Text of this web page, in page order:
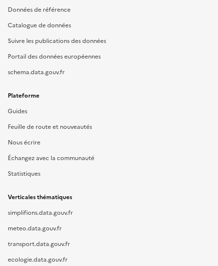
Données de référence
Catalogue de données
Suivre les publications des données
Portail des données européennes
schema.data.gouv.fr
Plateforme
Guides
Feuille de route et nouveautés
Nous écrire
Échangez avec la communauté
Statistiques
Verticales thématiques
simplifions.data.gouv.fr
meteo.data.gouv.fr
transport.data.gouv.fr
ecologie.data.gouv.fr